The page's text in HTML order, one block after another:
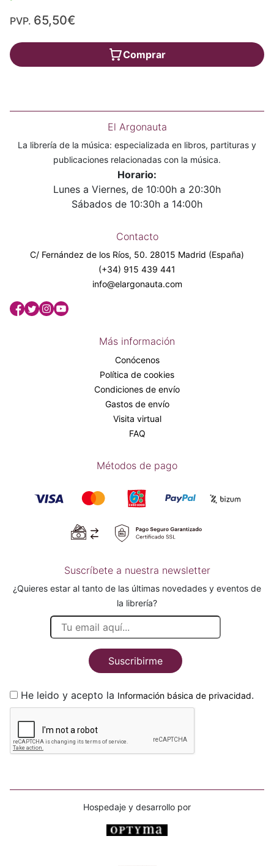
PVP. 65,50€
Comprar
El Argonauta
La librería de la música: especializada en libros, partituras y
publicaciones relacionadas con la música.
Horario:
Lunes a Viernes, de 10:00h a 20:30h
Sábados de 10:30h a 14:00h
Contacto
C/ Fernández de los Ríos, 50. 28015 Madrid (España)
(+34) 915 439 441
info@elargonauta.com
Más información
Conócenos
Política de cookies
Condiciones de envío
Gastos de envío
Visita virtual
FAQ
Métodos de pago
Suscríbete a nuestra newsletter
¿Quieres estar al tanto de las últimas novedades y eventos de
la librería?
Suscribirme
He leido y acepto la Información básica de privacidad.
Hospedaje y desarrollo por